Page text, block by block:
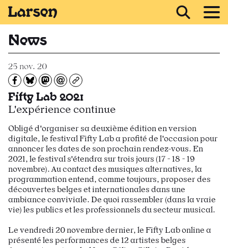
News
25 nov. 20
Partagez sur Facebook
Partager sur Bluesky
Partager sur Mastodon
Partagez par e-mail
Copiez l’url
Fifty Lab 2021
L'expérience continue
Obligé d'organiser sa deuxième édition en version
digitale, le festival Fifty Lab a profité de l'occasion pour
annoncer les dates de son prochain rendez-vous. En
2021, le festival s'étendra sur trois jours (17 - 18 - 19
novembre). Au contact des musiques alternatives, la
programmation entend, comme toujours, proposer des
découvertes belges et internationales dans une
ambiance conviviale. De quoi rassembler (dans la vraie
vie) les publics et les professionnels du secteur musical.
Le vendredi 20 novembre dernier, le Fifty Lab online a
présenté les performances de 12 artistes belges